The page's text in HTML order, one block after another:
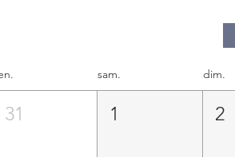
sam. dim.
31 1 2